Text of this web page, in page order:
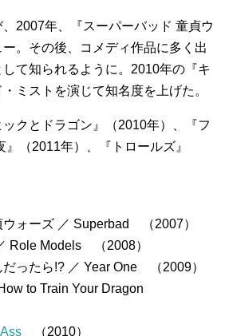
2007年、『スーパーバッド 童貞ウ
。その後、コメディ作品に多く出
て知られるように。2010年の『キ
ミストを演じて知名度を上げた。
クとドラゴン』（2010年）、『フ
（2011年）、『トロールズ』
ォーズ ／ Superbad （2007）
Role Models （2008）
ったら!? ／ Year One （2009）
to Train Your Dragon
（2010）